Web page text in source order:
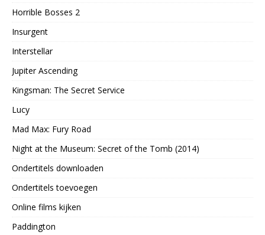
Horrible Bosses 2
Insurgent
Interstellar
Jupiter Ascending
Kingsman: The Secret Service
Lucy
Mad Max: Fury Road
Night at the Museum: Secret of the Tomb (2014)
Ondertitels downloaden
Ondertitels toevoegen
Online films kijken
Paddington